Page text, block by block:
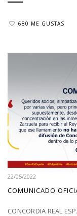
680 ME GUSTAS
22/05/2022
COMUNICADO
CONCORDIA REAL